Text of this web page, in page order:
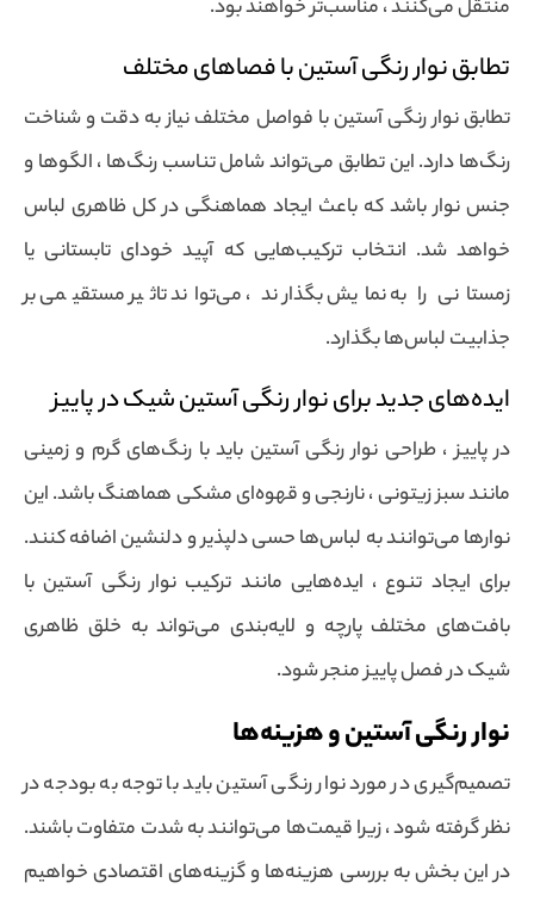
منتقل می‌کنند ، مناسب‌تر خواهند بود.
تطابق نوار رنگی آستین با فصاهای مختلف
تطابق نوار رنگی آستین با فواصل مختلف نیاز به دقت و شناخت
رنگ‌ها دارد. این تطابق می‌تواند شامل تناسب رنگ‌ها ، الگوها و
جنس نوار باشد که باعث ایجاد هماهنگی در کل ظاهری لباس
خواهد شد. انتخاب ترکیب‌هایی که آپید خودای تابستانی یا
زمستانی را به نمایش بگذارند ، می‌تواند تاثیر مستقیمی بر
جذابیت لباس‌ها بگذارد.
ایده‌های جدید برای نوار رنگی آستین شیک در پاییز
در پاییز ، طراحی نوار رنگی آستین باید با رنگ‌های گرم و زمینی
مانند سبز زیتونی ، نارنجی و قهوه‌ای مشکی هماهنگ باشد. این
نوارها می‌توانند به لباس‌ها حسی دلپذیر و دلنشین اضافه کنند.
برای ایجاد تنوع ، ایده‌هایی مانند ترکیب نوار رنگی آستین با
بافت‌های مختلف پارچه و لایه‌بندی می‌تواند به خلق ظاهری
شیک در فصل پاییز منجر شود.
نوار رنگی آستین و هزینه‌ها
تصمیم‌گیری در مورد نوار رنگی آستین باید با توجه به بودجه در
نظر گرفته شود ، زیرا قیمت‌ها می‌توانند به شدت متفاوت باشند.
در این بخش به بررسی هزینه‌ها و گزینه‌های اقتصادی خواهیم